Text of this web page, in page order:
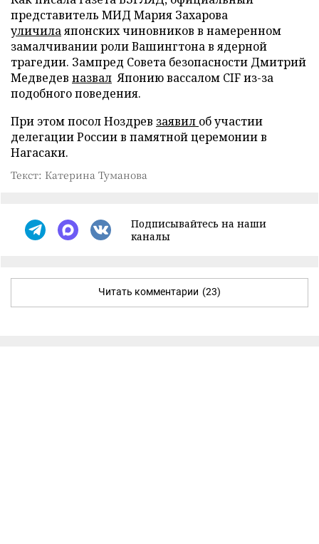
представитель МИД Мария Захарова
уличилаяпонских чиновников в намеренном
замалчивании роли Вашингтона в ядерной
трагедии. Зампред Совета безопасности Дмитрий
Медведев назвал Японию вассалом CIF из-за
подобного поведения.
При этом посол Ноздрев заявил об участии
делегации России в памятной церемонии в
Нагасаки.
Текст: Катерина Туманова
Подписывайтесь на наши
каналы
Читать комментарии (23)